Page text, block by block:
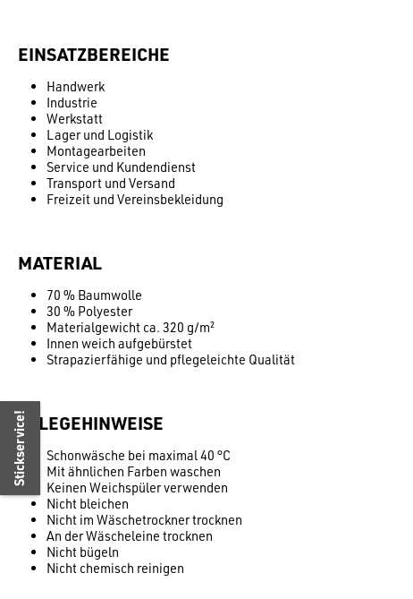
EINSATZBEREICHE
Handwerk
Industrie
Werkstatt
Lager und Logistik
Montagearbeiten
Service und Kundendienst
Transport und Versand
Freizeit und Vereinsbekleidung
MATERIAL
70 % Baumwolle
30 % Polyester
Materialgewicht ca. 320 g/m²
Innen weich aufgebürstet
Strapazierfähige und pflegeleichte Qualität
PFLEGEHINWEISE
Schonwäsche bei maximal 40 °C
Mit ähnlichen Farben waschen
Keinen Weichspüler verwenden
Nicht bleichen
Nicht im Wäschetrockner trocknen
An der Wäscheleine trocknen
Nicht bügeln
Nicht chemisch reinigen
Stickservice!